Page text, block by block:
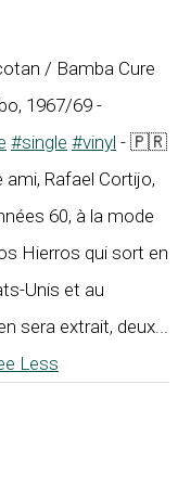
/ Bamba Cure
1967/69 -
#single #vinyl - 🇵🇷
Rafael Cortijo,
60, à la mode
Hierros qui sort en
Unis et au
sera extrait, deux...
Less